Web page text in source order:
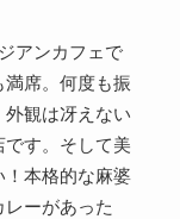
アンカフェで
席。何度も振
外観は冴えない
す。そして美
！本格的な麻婆
ーがあった